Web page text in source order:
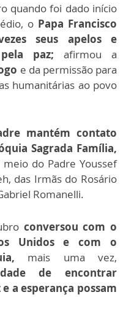
quando foi dado início
o Papa Francisco
seus apelos e
paz; afirmou a
e da permissão para
humanitárias ao povo
mantém contato
Sagrada Família,
do Padre Youssef
das Irmãs do Rosário
Romanelli.
conversou com o
Unidos e com o
mais uma vez,
de encontrar
a esperança possam